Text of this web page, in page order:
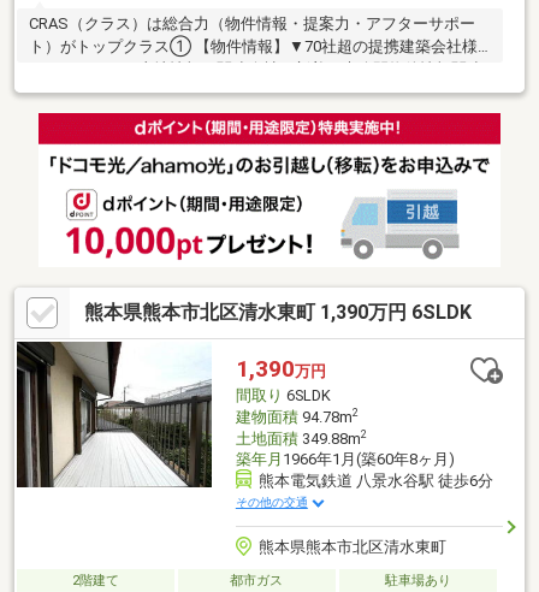
CRAS（クラス）は総合力（物件情報・提案力・アフターサポー
ト）がトップクラス① 【物件情報】▼70社超の提携建築会社様
会社にグッドバイバイやいえコレ等② 【提案力】▼住宅ローン
提携金融機関が多数▼後悔しないためのライフプランシミュレー
ション家計の見直しのプロのFPが在籍③ 【アフターサポート】
▼税金面等のアドバイス資金贈与や住宅ローン控除等▼お引渡し
等の運用をサポート！
熊本県熊本市北区清水東町 1,390万円 6SLDK
1,390万円
間取り 6SLDK
建物面積94.78m2
土地面積349.88m2
築年月 1966年1月(築60年8ヶ月)
熊本電気鉄道 八景水谷駅 徒歩6分
その他の交通
熊本県熊本市北区清水東町
2階建て 都市ガス
駐車場あり